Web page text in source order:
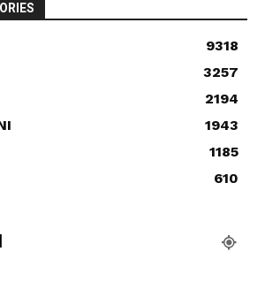
9318
3257
2194
1943
1185
610